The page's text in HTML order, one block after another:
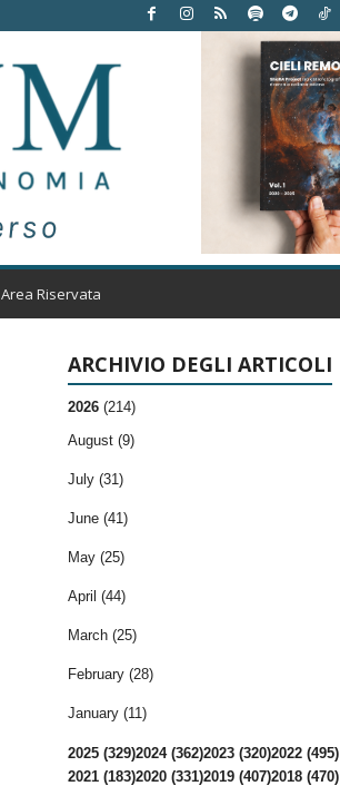
Area Riservata
ARCHIVIO DEGLI ARTICOLI
2026 (214)
August (9)
July (31)
June (41)
May (25)
April (44)
March (25)
February (28)
January (11)
2025 (329)2024 (362)2023 (320)2022 (495)
2021 (183)2020 (331)2019 (407)2018 (470)